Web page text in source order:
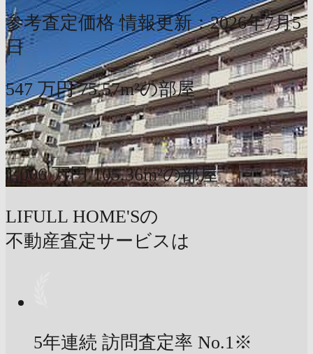
参考査定価格 情報更新：2026年7月5
日
547 万円 75.57m²の部屋
〜
1,006 万円 105.36m²の部屋
LIFULL HOME'Sの
不動産査定サービスは
5年連続 訪問査定率 No.1※